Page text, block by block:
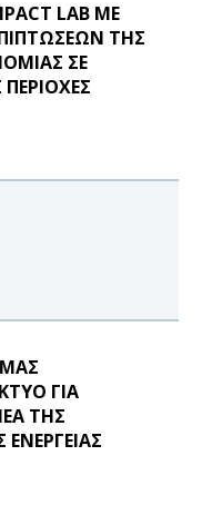
LAB ΜΕ
ΤΗΣ
ΣΕ
ΠΕΡΙΟΧΕΣ
ΓΙΑ
ΤΗΣ